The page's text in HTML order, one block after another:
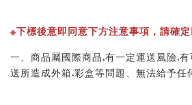
※下標後意即同意下方注意事項，請確
一、商品屬國際商品.有一定運送風險.
送所造成外箱.彩盒等問題、無法給予任